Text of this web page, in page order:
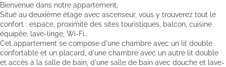
Bienvenue dans notre appartement,
Situé au deuxième étage avec ascenseur, vous y trouverez tout le
confort : espace, proximité des sites touristiques, balcon, cuisine
équipée, lave-linge, Wi-Fi…
Cet appartement se compose d'une chambre avec un lit double
confortable et un placard, d'une chambre avec un autre lit double
et accès à la salle de bain, d'une salle de bain avec douche et lave-